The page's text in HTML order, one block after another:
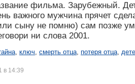
фильма. Зарубежный.
важного мужчина прячет
сыну не помню) сам позже
ни слова 2001.
, ключ, смерть отца, потеря отца,
в 14:39